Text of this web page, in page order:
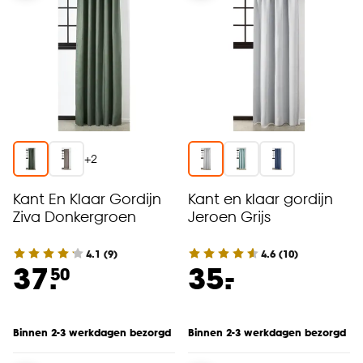
+2
Kant En Klaar Gordijn
Ziva Donkergroen
4.1 (9)
37.50
Binnen 2-3 werkdagen bezorgd
Kant en klaar gordijn
Jeroen Grijs
4.6 (10)
35.
-
Binnen 2-3 werkdagen bezorgd